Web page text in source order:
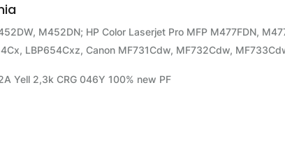
M452DN; HP Color Laserjet Pro MFP M477FDN,
LBP654Cxz, Canon MF731Cdw, MF732Cdw,
Yell 2,3k CRG 046Y 100% new PF